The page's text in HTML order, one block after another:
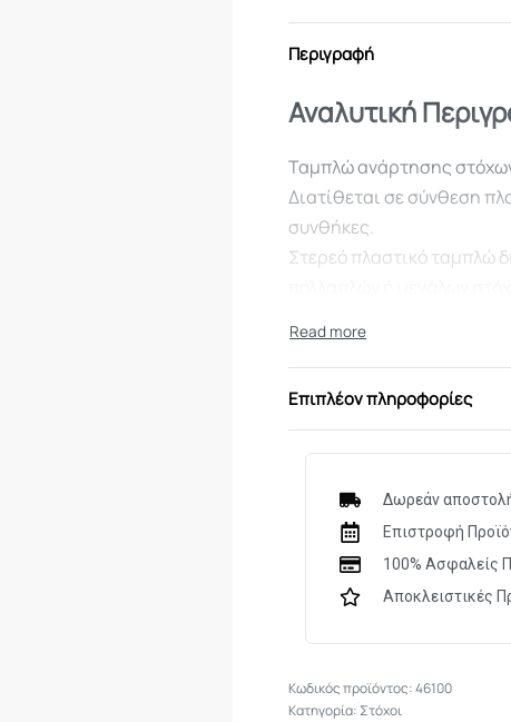
Περιγραφή
Αναλυτική
Ταμπλώ ανάρτησης
Διατίθεται σε σύνθεση
συνθήκες.
Στερεό πλαστικό ταμπλώ
Επιπλέον πληροφορίες
Δωρεάν
Επιστροφή
100% Ασφαλείς
Αποκλειστικές
46100
Κατηγορία: Στόχοι